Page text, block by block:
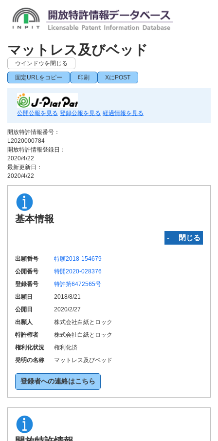
マットレス及びベッド
ウインドウを閉じる
固定URLをコピー 印刷 XにPOST
公開公報を見る 登録公報を見る 経過情報を見る
開放特許情報番号：
L2020000784
開放特許情報登録日：
2020/4/22
最新更新日：
2020/4/22
基本情報
‐ 閉じる
出願番号
特願2018-154679
公開番号
特開2020-028376
登録番号
特許第6472565号
出願日
2018/8/21
公開日
2020/2/27
出願人
株式会社白紙とロック
特許権者
株式会社白紙とロック
権利化状況
権利化済
発明の名称
マットレス及びベッド
登録者への連絡はこちら